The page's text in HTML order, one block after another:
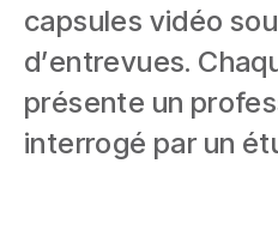
capsules vidéo
d’entrevues.
présente un
interrogé par un